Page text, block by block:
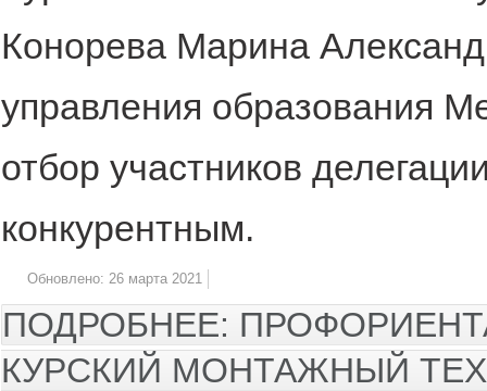
Конорева Марина
управления образования
отбор участников
конкурентным.
Обновлено: 26 марта 2021
ПОДРОБНЕЕ:
КУРСКИЙ МОНТАЖНЫЙ